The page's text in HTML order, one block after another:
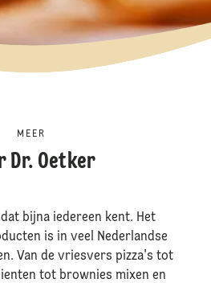
MEER
Dr. Oetker
bijna iedereen kent. Het
is in veel Nederlandse
Van de vriesvers pizza's tot
tot brownies mixen en